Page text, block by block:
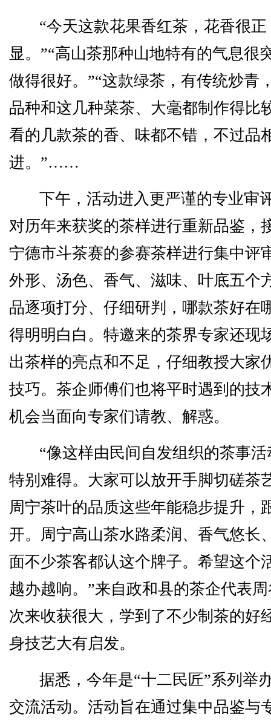
“今天这款花果香红茶，花香很
显。”“高山茶那种山地特有的气息很
做得很好。”“这款绿茶，有传统炒青
品种和这几种菜茶、大毫都制作得比
看的几款茶的香、味都不错，不过品
进。”……
下午，活动进入更严谨的专业审
对历年来获奖的茶样进行重新品鉴，
宁德市斗茶赛的参赛茶样进行集中评
外形、汤色、香气、滋味、叶底五个
品逐项打分、仔细研判，哪款茶好在
得明明白白。特邀来的茶界专家还现
出茶样的亮点和不足，仔细教授大家
技巧。茶企师傅们也将平时遇到的技
机会当面向专家们请教、解惑。
“像这样由民间自发组织的茶事
特别难得。大家可以放开手脚切磋茶
周宁茶叶的品质这些年能稳步提升，
开。周宁高山茶水路柔润、香气悠长
面不少茶客都认这个牌子。希望这个
越办越响。”来自政和县的茶企代表
次来收获很大，学到了不少制茶的好
身技艺大有启发。
据悉，今年是“十二民匠”系列举
交流活动。活动旨在通过集中品鉴与